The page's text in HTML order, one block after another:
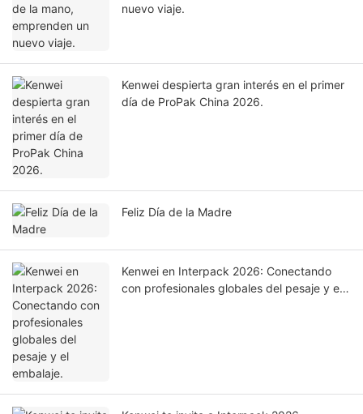
nuevo viaje.
Kenwei despierta gran interés en el primer
día de ProPak China 2026.
Feliz Día de la Madre
Kenwei en Interpack 2026: Conectando
con profesionales globales del pesaje y el